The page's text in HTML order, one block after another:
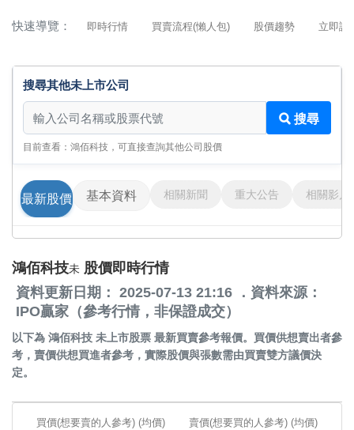
快速導覽： 即時行情 買賣流程(懶人包) 股價趨勢 立即詢
搜尋其他未上市公司
搜尋其他未上市公司
搜尋
目前查看：鴻佰科技，可直接查詢其他公司股價
最新股價 基本資料 相關新聞 重大公告 相關影片
鴻佰科技未 股價即時行情
資料更新日期： 2025-07-13 21:16 ．資料來源：
IPO贏家（參考行情，非保證成交）
以下為 鴻佰科技 未上市股票 最新買賣參考報價。買價供想賣出者參
考，賣價供想買進者參考，實際股價與張數需由買賣雙方議價決
定。
買價(想要賣的人參考) (均價) 賣價(想要買的人參考) (均價)